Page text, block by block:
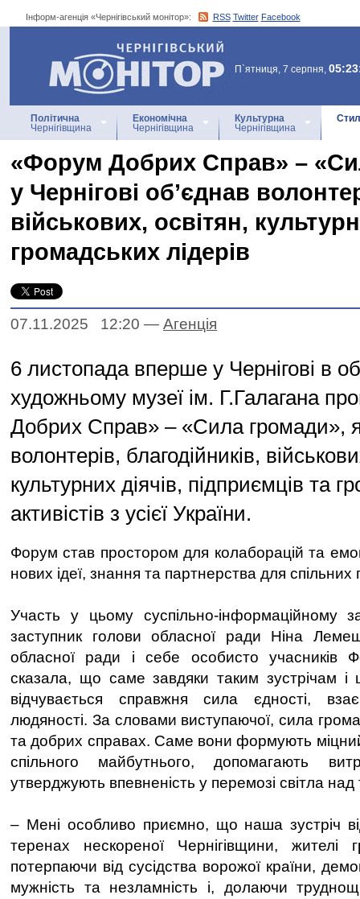
Інформ-агенція «Чернігівський монітор»: RSS Twitter Facebook
Інформ-агенція
«Чернігівський монітор»
П`ятниця, 7 серпня,
Політична
Чернігівщина
Економічна
Чернігівщина
Культурна
Чернігівщина
«Форум Добрих Справ» –
у Чернігові об’єднав
військових, освітян,
громадських лідерів
07.11.2025 12:20 — Агенцiя
6 листопада вперше у Чернігові в
художньому музеї ім. Г.Галагана
Добрих Справ» – «Сила громади»,
волонтерів, благодійників,
культурних діячів, підприємців та
активістів з усієї України.
Форум став простором для колаборацій та
нових ідеї, знання та партнерства для спільних
Участь у цьому суспільно-інформаційному
заступник голови обласної ради Ніна
обласної ради і себе особисто учасників
сказала, що саме завдяки таким зустрічам і
відчувається справжня сила єдності,
людяності. За словами виступаючої, сила
та добрих справах. Саме вони формують
спільного майбутнього, допомагають
утверджують впевненість у перемозі світла
– Мені особливо приємно, що наша зустріч
теренах нескореної Чернігівщини, жителі
потерпаючи від сусідства ворожої країни,
мужність та незламність і, долаючи